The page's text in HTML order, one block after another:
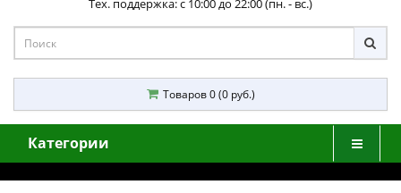
Тех. поддержка: с 10:00 до 22:00 (пн. - вс.)
Товаров 0 (0 руб.)
Категории